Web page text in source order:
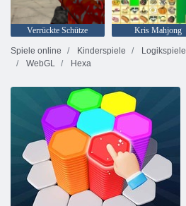
Verrückte Schütze Kris Mahjong
Spiele online
Kinderspiele Logikspiele
WebGL
Hexa